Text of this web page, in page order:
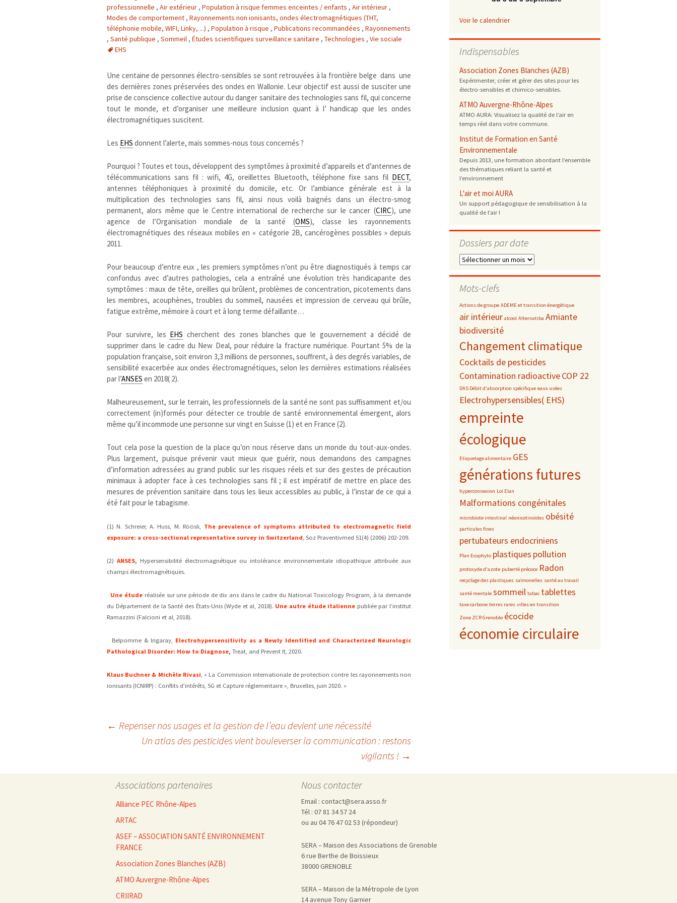
emballages
gaspillage alimentaire
modes de conservation et de cuisson
positionnement citoyen / ONG
Risques majeurs
Biodiversité
Bruit
Changements climatiques
cancérigène / mutagène / reprotoxique
métaux lourds et autres
PFAS
Déchets
économie circulaire
traitements
Décisions politiques et juridiques
internationale
Eau
mers et océans
renouvelables / transition énergétique
Études scientifiques
rapport économique
surveillance sanitaire
toxicologique
Jurisprudence
Logement
Modes de comportement
offre de soins
Petite enfance
Pharmacovigilance, produits et
dispositifs de santé, vaccins
exposition professionnelle
femmes enceintes / enfants
Personnes agées
Publications recommandées
Rayonnements
ionisants
non ionisants, ondes
électromagnétiques (THT, téléphonie
mobile, WIFI, Linky, …)
réglementaire
Santé publique
Sols
Sommeil
Technologies
écrans / jeux vidéos
environnement industriel
nanotechnologies
Tourisme
Transports
professionnelle , Air extérieur , Population à risque femmes enceintes / enfants , Air intérieur ,
Modes de comportement , Rayonnements non ionisants, ondes électromagnétiques (THT,
téléphonie mobile, WIFI, Linky, ...) , Population à risque , Publications recommandées , Rayonnements
, Santé publique , Sommeil , Études scientifiques surveillance sanitaire , Technologies , Vie sociale
EHS
Une centaine de personnes électro-sensibles se sont retrouvées à la frontière belge dans une
des dernières zones préservées des ondes en Wallonie. Leur objectif est aussi de susciter une
prise de conscience collective autour du danger sanitaire des technologies sans fil, qui concerne
tout le monde, et d’organiser une meilleure inclusion quant à l’ handicap que les ondes
électromagnétiques suscitent.
Les EHS donnent l’alerte, mais sommes-nous tous concernés ?
Pourquoi ? Toutes et tous, développent des symptômes à proximité d’appareils et d’antennes de
télécommunications sans fil : wifi, 4G, oreillettes Bluetooth, téléphone fixe sans fil DECT,
antennes téléphoniques à proximité du domicile, etc. Or l’ambiance générale est à la
multiplication des technologies sans fil, ainsi nous voilà baignés dans un électro-smog
permanent, alors même que le Centre international de recherche sur le cancer (CIRC), une
agence de l’Organisation mondiale de la santé (OMS), classe les rayonnements
électromagnétiques des réseaux mobiles en « catégorie 2B, cancérogènes possibles » depuis
2011.
Pour beaucoup d’entre eux , les premiers symptômes n’ont pu être diagnostiqués à temps car
confondus avec d’autres pathologies, cela a entraîné une évolution très handicapante des
symptômes : maux de tête, oreilles qui brûlent, problèmes de concentration, picotements dans
les membres, acouphènes, troubles du sommeil, nausées et impression de cerveau qui brûle,
fatigue extrême, mémoire à court et à long terme défaillante…
Pour survivre, les EHS cherchent des zones blanches que le gouvernement a décidé de
supprimer dans le cadre du New Deal, pour réduire la fracture numérique. Pourtant 5% de la
population française, soit environ 3,3 millions de personnes, souffrent, à des degrés variables, de
sensibilité exacerbée aux ondes électromagnétiques, selon les dernières estimations réalisées
par l’ANSES en 2018( 2).
Malheureusement, sur le terrain, les professionnels de la santé ne sont pas suffisamment et/ou
correctement (in)formés pour détecter ce trouble de santé environnemental émergent, alors
même qu’il incommode une personne sur vingt en Suisse (1) et en France (2).
Tout cela pose la question de la place qu’on nous réserve dans un monde du tout-aux-ondes.
Plus largement, puisque prévenir vaut mieux que guérir, nous demandons des campagnes
d’information adressées au grand public sur les risques réels et sur des gestes de précaution
minimaux à adopter face à ces technologies sans fil ; il est impératif de mettre en place des
mesures de prévention sanitaire dans tous les lieux accessibles au public, à l’instar de ce qui a
été fait pour le tabagisme.
(1) N. Schreier, A. Huss, M. Röösli, The prevalence of symptoms attributed to electromagnetic field
exposure: a cross-sectional representative survey in Switzerland, Soz Praventivmed 51(4) (2006) 202-209.
(2) ANSES, Hypersensibilité électromagnétique ou intolérance environnementale idiopathique attribuée aux
champs électromagnétiques.
Une étude réalisée sur une période de dix ans dans le cadre du National Toxicology Program, à la demande
du Département de la Santé des États-Unis (Wyde et al, 2018). Une autre étude italienne publiée par l’institut
Ramazzini (Falcioni et al, 2018).
Belpomme & Irigaray, Electrohypersensitivity as a Newly Identified and Characterized Neurologic
Pathological Disorder: How to Diagnose, Treat, and Prevent It, 2020.
Klaus Buchner & Michèle Rivasi, « La Commission internationale de protection contre les rayonnements non
ionisants (ICNIRP) : Conflits d’intérêts, 5G et Capture réglementaire », Bruxelles, juin 2020. »
Navigation
← Repenser nos usages et la gestion de l’eau devient une nécessité
Un atlas des pesticides vient bouleverser la communication : restons
vigilants ! →
Voir le calendrier
Indispensables
Association Zones Blanches (AZB)
Expérimenter, créer et gérer des sites pour les
électro-sensibles et chimico-sensibles.
ATMO Auvergne-Rhône-Alpes
ATMO AURA: Visualisez la qualité de l’air en
temps réel dans votre commune.
Institut de Formation en Santé
Environnementale
Depuis 2013, une formation abordant l’ensemble
des thématiques reliant la santé et
l’environnement
L'air et moi AURA
Un support pédagogique de sensibilisation à la
qualité de l’air !
Dossiers par date
Dossiers
date
Mots-clefs
Actions de groupe ADEME et transition énergétique
air intérieur alcool Alternatiba Amiante
biodiversité
Changement climatique
Cocktails de pesticides
Contamination radioactiveCOP 22
DAS Débit d'absorption spécifique eaux usées
Electrohypersensibles( EHS)
empreinte
écologique
Etiquetage alimentaire GES
générations futures
hyperconnexion Loi Elan
Malformations congénitales
microbiote intestinal néonicotinoïdes obésité
particules fines
pertubateurs endocriniens
Plan Ecophyto plastiques pollution
protoxyde d'azote puberté précoce Radon
recyclage des plastiques salmonelles santé au travail
santé mentale sommeil tabac tablettes
taxe carbone terres rares villes en transition
Zone ZCR Grenoble écocide
économie circulaire
Associations partenaires
Alliance PEC Rhône-Alpes
ARTAC
ASEF – ASSOCIATION SANTÉ ENVIRONNEMENT
FRANCE
Association Zones Blanches (AZB)
ATMO Auvergne-Rhône-Alpes
CRIIRAD
Nous contacter
Email : contact@sera.asso.fr
Tél : 07 81 34 57 24
ou au 04 76 47 02 53 (répondeur)
SERA – Maison des Associations de Grenoble
6 rue Berthe de Boissieux
38000 GRENOBLE
SERA – Maison de la Métropole de Lyon
14 avenue Tony Garnier